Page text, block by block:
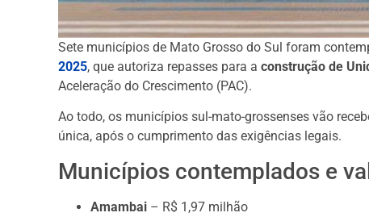
Sete municípios de Mato Grosso do Sul foram
2025, que autoriza repasses para a construção de
Aceleração do Crescimento (PAC).
Ao todo, os municípios sul-mato-grossenses vão
única, após o cumprimento das exigências legais.
Municípios contemplados e
Amambai – R$ 1,97 milhão